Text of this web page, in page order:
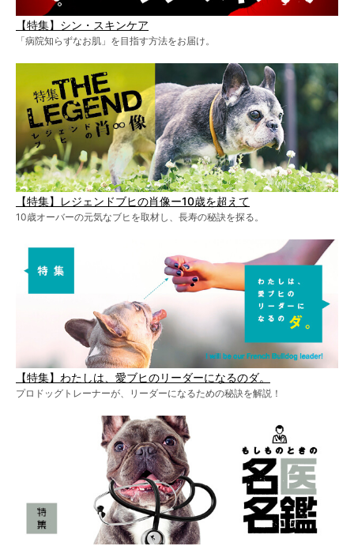
【特集】シン・スキンケア
「病院知らずなお肌」を目指す方法をお届け。
【特集】レジェンドブヒの肖像ー10歳を超えて
10歳オーバーの元気なブヒを取材し、長寿の秘訣を探る。
【特集】わたしは、愛ブヒのリーダーになるのダ。
プロドッグトレーナーが、リーダーになるための秘訣を解説！